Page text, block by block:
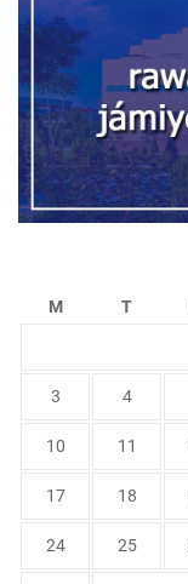
M T
3 4
10 11
17 18
24 25